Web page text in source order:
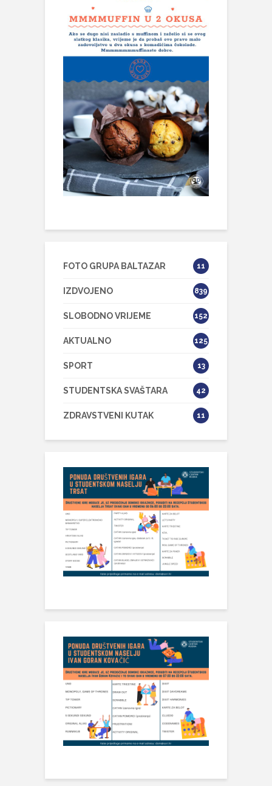
FOTO GRUPA BALTAZAR 11
IZDVOJENO 839
SLOBODNO VRIJEME 152
AKTUALNO 125
SPORT 13
STUDENTSKA SVAŠTARA 42
ZDRAVSTVENI KUTAK 11